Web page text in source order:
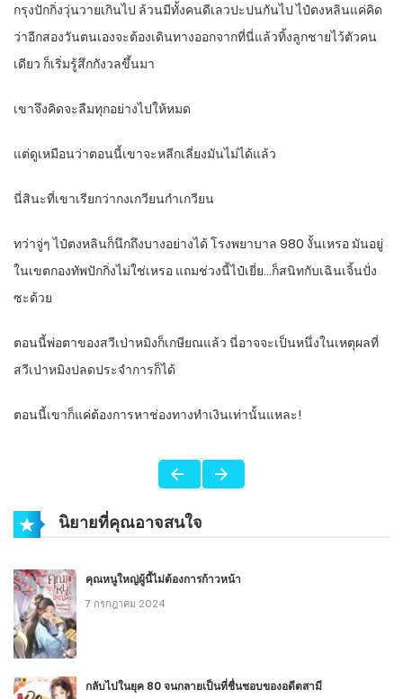
กรุงปักกิ่งวุ่นวายเกินไป ล้วนมีทั้งคนดีเลวปะปนกันไป ไป๋ตงหลินแค่คิด
ว่าอีกสองวันตนเองจะต้องเดินทางออกจากที่นี่แล้วทิ้งลูกชายไว้ตัวคน
เดียว ก็เริ่มรู้สึกกังวลขึ้นมา
เขาจึงคิดจะลืมทุกอย่างไปให้หมด
แต่ดูเหมือนว่าตอนนี้เขาจะหลีกเลี่ยงมันไม่ได้แล้ว
นี่สินะที่เขาเรียกว่ากงเกวียนกำเกวียน
ทว่าจู่ๆ ไป๋ตงหลินก็นึกถึงบางอย่างได้ โรงพยาบาล 980 งั้นเหรอ มันอยู่
ในเขตกองทัพปักกิ่งไม่ใช่เหรอ แถมช่วงนี้ไป๋เยี่ย…ก็สนิทกับเฉินเจิ้นปั่ง
ซะด้วย
ตอนนี้พ่อตาของสวีเป่าหมิงก็เกษียณแล้ว นี่อาจจะเป็นหนึ่งในเหตุผลที่
สวีเป่าหมิงปลดประจำการก็ได้
ตอนนี้เขาก็แค่ต้องการหาช่องทางทำเงินเท่านั้นแหละ!
นิยายที่คุณอาจสนใจ
คุณหนูใหญ่ผู้นี้ไม่ต้องการก้าวหน้า
7 กรกฎาคม 2024
กลับไปในยุค 80 จนกลายเป็นที่ชื่นชอบของอดีตสามี